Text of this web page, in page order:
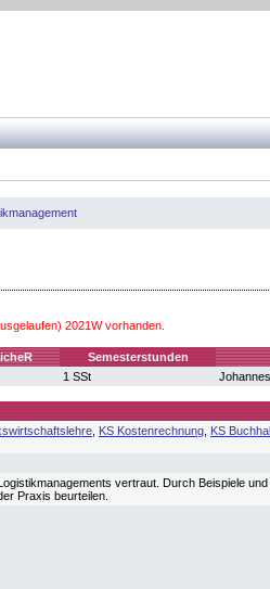
2021W vorhanden.
Semesterstunden
1 SSt
KS Kostenrechnung KS
vertraut. Durch Beispiele
Praxis beurteilen.